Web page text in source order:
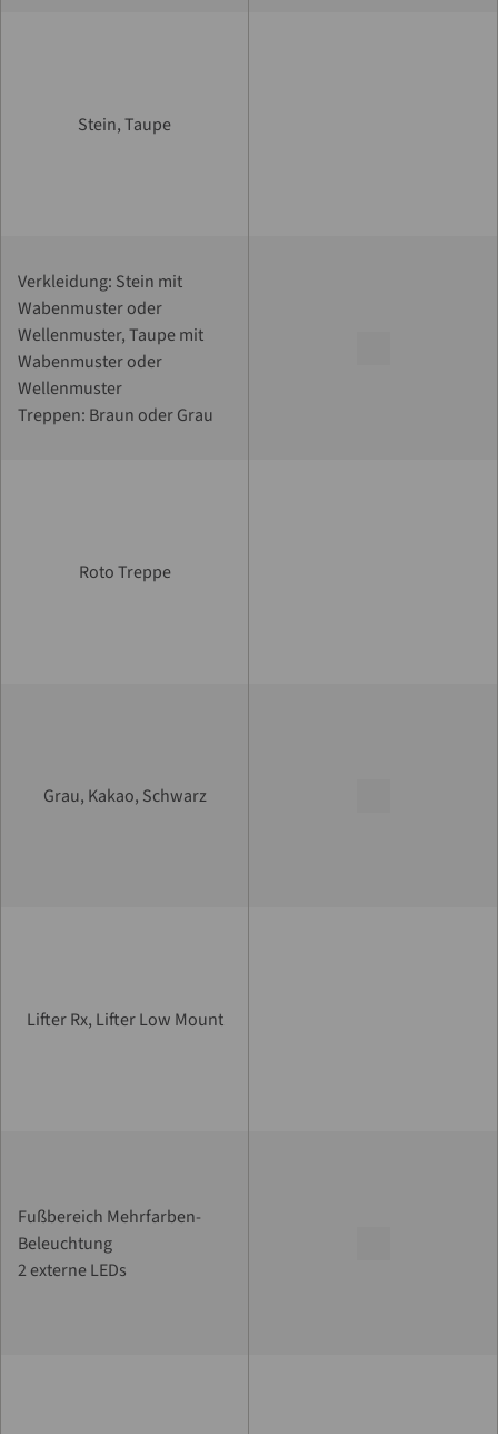
Stein, Taupe
Verkleidung: Stein mit
Wabenmuster oder
Wellenmuster, Taupe mit
Wabenmuster oder
Wellenmuster
Treppen: Braun oder Grau
Roto Treppe
Grau, Kakao, Schwarz
Lifter Rx, Lifter Low Mount
Fußbereich Mehrfarben-
Beleuchtung
2 externe LEDs